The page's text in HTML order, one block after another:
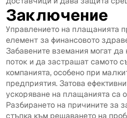
Заключение
Управлението на плащанията
елемент за финансовото
Забавените вземания могат
поток и да застрашат самото
компанията, особено при
предприятия. Затова
ускоряване на плащанията са
Разбирането на причините за
стъпка към решаването на